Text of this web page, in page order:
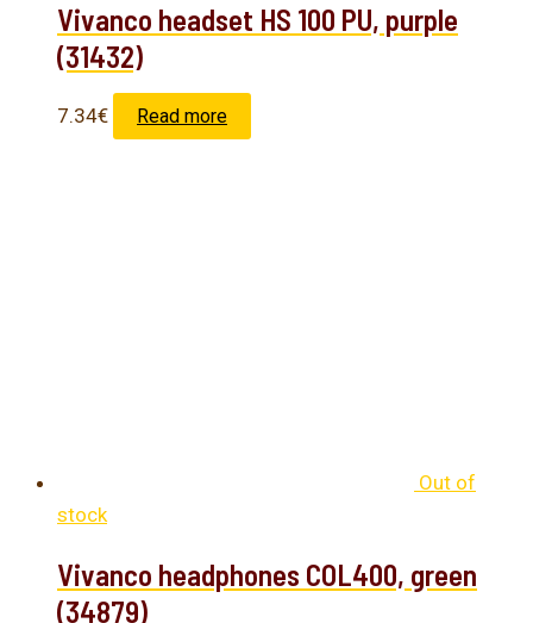
Vivanco headset HS 100 PU, purple
(31432)
7.34€ Read more
Out of
stock
Vivanco headphones COL400, green
(34879)